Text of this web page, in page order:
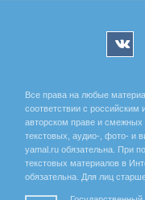
Все права на любые
соответствии с
авторском праве и
текстовых, аудио-, фото- и
yamal.ru обязательна. При
текстовых материалов в
обязательна. Для лиц